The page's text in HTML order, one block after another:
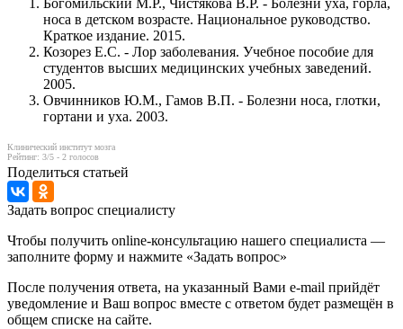
Богомильский М.Р., Чистякова В.Р. - Болезни уха, горла,
носа в детском возрасте. Национальное руководство.
Краткое издание. 2015.
Козорез Е.С. - Лор заболевания. Учебное пособие для
студентов высших медицинских учебных заведений.
2005.
Овчинников Ю.М., Гамов В.П. - Болезни носа, глотки,
гортани и уха. 2003.
Клинический институт мозга
Рейтинг: 3/5 - 2 голосов
Поделиться статьей
Задать вопрос специалисту
Чтобы получить online-консультацию нашего специалиста —
заполните форму и нажмите «Задать вопрос»
После получения ответа, на указанный Вами e-mail прийдёт
уведомление и Ваш вопрос вместе с ответом будет размещён в
общем списке на сайте.